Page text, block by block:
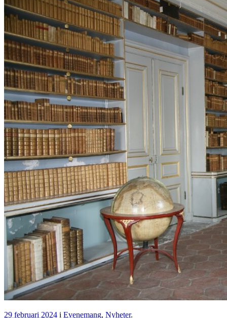
29 februari 2024 i Evenemang, Nyheter.